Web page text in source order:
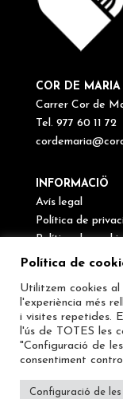
COR DE
Carrer Cor de
Tel. 977 60 11 72
INFORMACIÖ
Avís legal
Política de
Política de
Canal de
SEGUEIX-NOS
Política de
Utilitzem cookies
l'experiència més
i visites repetides.
l'ús de TOTES les
"Configuració de
consentiment
Configuració de les